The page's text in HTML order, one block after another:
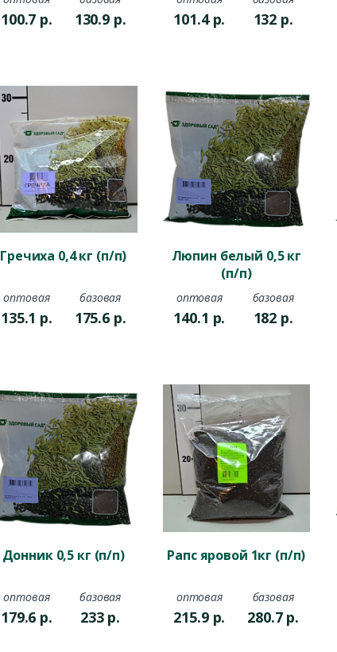
100.7 р. 130.9 р. 101.4 р. 132 р.
Гречиха 0,4 кг (п/п)
оптовая
135.1 р.
базовая
175.6 р.
Люпин белый 0,5 кг
(п/п)
оптовая
140.1 р.
базовая
182 р.
Донник 0,5 кг (п/п)
оптовая
179.6 р.
базовая
233 р.
Рапс яровой 1кг (п/п)
оптовая
215.9 р.
базовая
280.7 р.